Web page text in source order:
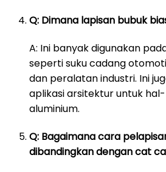
Q: Dimana lapisan bubuk
A: Ini banyak digunakan
seperti suku cadang
dan peralatan industri. Ini
aplikasi arsitektur untuk
aluminium.
Q: Bagaimana cara
dibandingkan dengan cat